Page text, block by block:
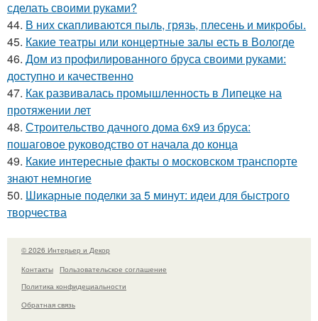
сделать своими руками?
44. В них скапливаются пыль, грязь, плесень и микробы.
45. Какие театры или концертные залы есть в Вологде
46. Дом из профилированного бруса своими руками:
доступно и качественно
47. Как развивалась промышленность в Липецке на
протяжении лет
48. Строительство дачного дома 6х9 из бруса:
пошаговое руководство от начала до конца
49. Какие интересные факты о московском транспорте
знают немногие
50. Шикарные поделки за 5 минут: идеи для быстрого
творчества
© 2026 Интерьер и Декор
Контакты
Пользовательское соглашение
Политика конфидециальности
Обратная связь